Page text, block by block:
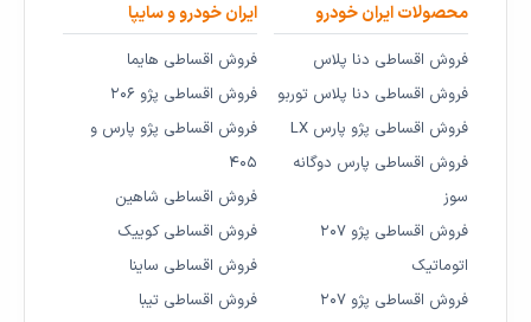
محصولات ایران خودرو
فروش اقساطی دنا پلاس
فروش اقساطی دنا پلاس توربو
فروش اقساطی پژو پارس LX
فروش اقساطی پارس دوگانه
سوز
فروش اقساطی پژو ۲۰۷
اتوماتیک
فروش اقساطی پژو ۲۰۷
ایران خودرو و سایپا
فروش اقساطی هایما
فروش اقساطی پژو ۲۰۶
فروش اقساطی پژو پارس و
۴۰۵
فروش اقساطی شاهین
فروش اقساطی کوییک
فروش اقساطی ساینا
فروش اقساطی تیبا